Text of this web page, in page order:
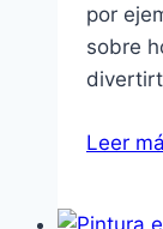
por
sobre
Leer